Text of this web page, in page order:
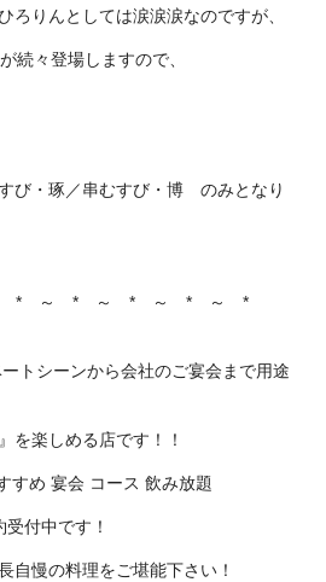
ろりんとしては涙涙涙なのですが、
続々登場しますので、
び・琢／串むすび・博 のみとなり
* ～ * ～ * ～ * ～ *
トシーンから会社のご宴会まで用途
を楽しめる店です！！
すめ 宴会 コース 飲み放題
付中です！
自慢の料理をご堪能下さい！